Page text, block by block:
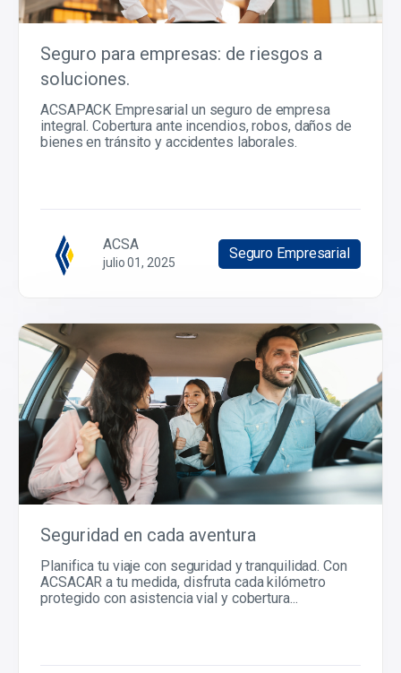
Seguro para empresas: de riesgos a
soluciones.
ACSAPACK Empresarial un seguro de empresa
integral. Cobertura ante incendios, robos, daños de
bienes en tránsito y accidentes laborales.
ACSA
julio 01, 2025
Seguro Empresarial
Seguridad en cada aventura
Planifica tu viaje con seguridad y tranquilidad. Con
ACSACAR a tu medida, disfruta cada kilómetro
protegido con asistencia vial y cobertura...